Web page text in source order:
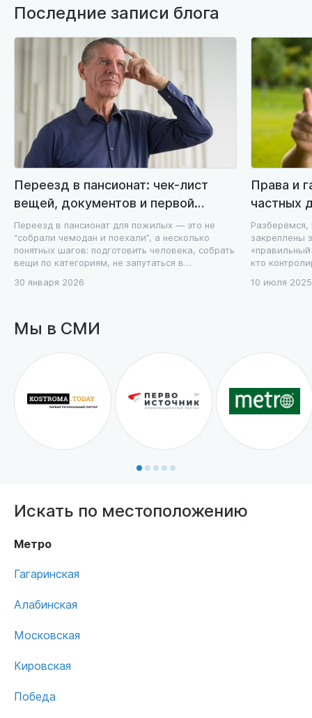
Последние записи блога
Переезд в пансионат: чек-лист
вещей, документов и первой
недели без стресса
Переезд в пансионат для пожилых — это не
“собрали чемодан и поехали”, а несколько
понятных шагов: подготовить человека, собрать
вещи по категориям, не запутаться в
эмоциональных качелей.
30 января 2026
Права и
частных
договор,
закреплены
кто
10 июля 2025
Мы в СМИ
Искать по местоположению
Метро
Гагаринская
Алабинская
Московская
Кировская
Победа